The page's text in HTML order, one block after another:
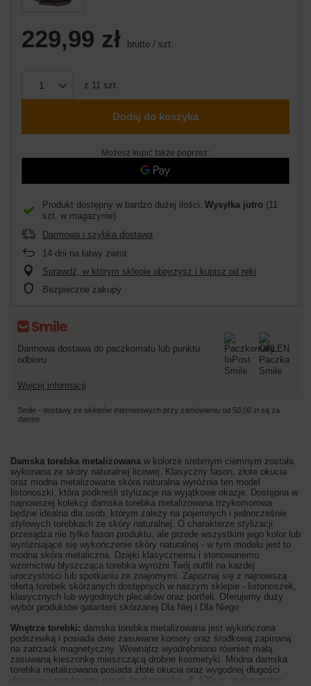
229,99 zł brutto / szt.
z 11 szt.
Dodaj do koszyka
Możesz kupić także poprzez:
Produkt dostępny w bardzo dużej ilości Wysyłka jutro (11
szt. w magazynie)
Darmowa i szybka dostawa
14 dni na łatwy zwrot
Sprawdź, w którym sklepie obejrzysz i kupisz od ręki
Bezpieczne zakupy
Darmowa dostawa do paczkomatu lub punktu
odbioru
Więcej informacji
Smile - dostawy ze sklepów internetowych przy zamówieniu od 50,00 zł są za
darmo.
Damska torebka metalizowana w kolorze srebrnym ciemnym została
wykonana ze skóry naturalnej licowej. Klasyczny fason, złote okucia
oraz modna metalizowana skóra naturalna wyróżnia ten model
listonoszki, która podkreśli stylizacje na wyjątkowe okazje. Dostępna w
najnowszej kolekcji damska torebka metalizowana trzykomorowa
będzie idealna dla osób , którym zależy na pojemnych i jednocześnie
stylowych torebkach ze skóry naturalnej. O charakterze stylizacji
przesądza nie tylko fason produktu, ale przede wszystkim jego kolor lub
wyróżniające się wykończenie skóry naturalnej - w tym modelu jest to
modna skóra metaliczna. Dzięki klasycznemu i stonowanemu
wzornictwu błyszcząca torebka wyróżni Twój outfit na każdej
uroczystości lub spotkaniu ze znajomymi. Zapoznaj się z najnowszą
ofertą torebek skórzanych dostępnych w naszym sklepie - listonoszek,
klasycznych lub wygodnych plecaków oraz portfeli. Oferujemy duży
wybór produktów galanterii skórzanej Dla Niej i Dla Niego.
Wnętrze torebki: damska torebka metalizowana jest wykończona
podszewką i posiada dwie zasuwane komory oraz środkową zapinaną
na zatrzask magnetyczny. Wewnątrz wyodrębniono również małą
zasuwaną kieszonkę mieszczącą drobne kosmetyki. Modna damska
torebka metalizowana posiada złote okucia oraz wygodnej długości
dopinany i regulowany pasek (maksymalna dł. 120cm, maksymalna